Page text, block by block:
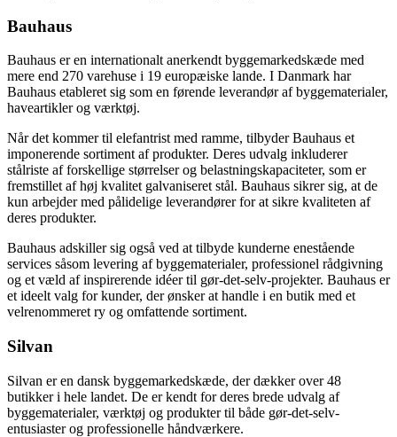
Bauhaus
Bauhaus er en internationalt anerkendt byggemarkedskæde med
mere end 270 varehuse i 19 europæiske lande. I Danmark har
Bauhaus etableret sig som en førende leverandør af byggematerialer,
haveartikler og værktøj.
Når det kommer til elefantrist med ramme, tilbyder Bauhaus et
imponerende sortiment af produkter. Deres udvalg inkluderer
stålriste af forskellige størrelser og belastningskapaciteter, som er
fremstillet af høj kvalitet galvaniseret stål. Bauhaus sikrer sig, at de
kun arbejder med pålidelige leverandører for at sikre kvaliteten af
deres produkter.
Bauhaus adskiller sig også ved at tilbyde kunderne enestående
services såsom levering af byggematerialer, professionel rådgivning
og et væld af inspirerende idéer til gør-det-selv-projekter. Bauhaus er
et ideelt valg for kunder, der ønsker at handle i en butik med et
velrenommeret ry og omfattende sortiment.
Silvan
Silvan er en dansk byggemarkedskæde, der dækker over 48
butikker i hele landet. De er kendt for deres brede udvalg af
byggematerialer, værktøj og produkter til både gør-det-selv-
entusiaster og professionelle håndværkere.